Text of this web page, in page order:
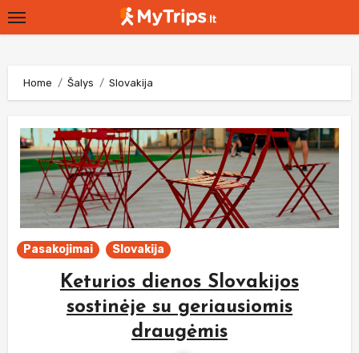
Skip
to
Home Šalys Slovakija
Pasakojimai Slovakija
Keturios dienos Slovakijos
sostinėje su geriausiomis
draugėmis